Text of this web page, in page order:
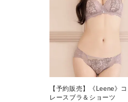
【予約販売】《Leene》
レースブラ＆ショーツ